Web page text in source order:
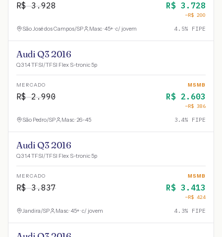
R$3.928 R$ 3.728
−R$ 200
São José dos Campos/SP Masc · 45+ · c/ jovem 4.5% FIPE
Audi Q3 2016
Q3 1.4 TFSI/TFSI Flex S-tronic 5p
MERCADO
R$2.990
MSMB
R$ 2.603
−R$ 386
São Pedro/SP Masc · 26-45 3.4% FIPE
Audi Q3 2016
Q3 1.4 TFSI/TFSI Flex S-tronic 5p
MERCADO
R$3.837
MSMB
R$ 3.413
−R$ 424
Jandira/SP Masc · 45+ · c/ jovem 4.3% FIPE